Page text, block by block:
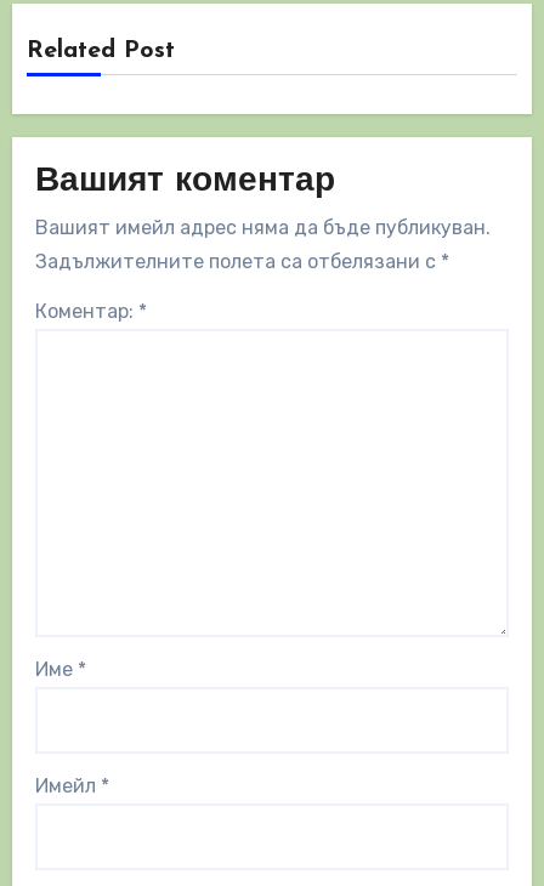
Related Post
Вашият коментар
Вашият имейл адрес няма да бъде публикуван.
Задължителните полета са отбелязани с *
Коментар: *
Име *
Имейл *